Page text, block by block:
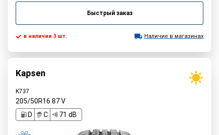
Быстрый заказ
в наличии 3 шт. Наличие в магазинах
Kapsen
K737
205/50R16 87V
D
C 71 dB